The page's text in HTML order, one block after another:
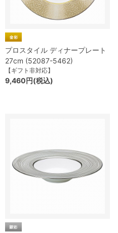
プロスタイル ディナープレート
27cm (52087-5462)
【ギフト非対応】
9,460円(税込)